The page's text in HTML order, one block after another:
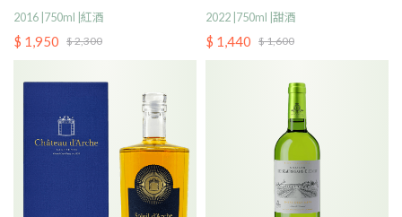
2016 |750ml |紅酒
$ 1,950 $ 2,300
2022 |750ml |甜酒
$ 1,440 $ 1,600